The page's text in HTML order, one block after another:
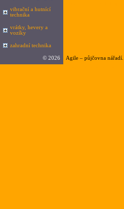
vibrační a hutnící
technika
vrátky, hevery a
vozíky
zahradní technika
© 2026 Agile – půjčovna nářadí.